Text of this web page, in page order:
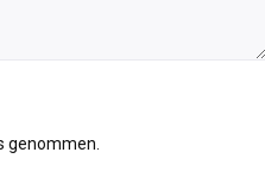
genommen.